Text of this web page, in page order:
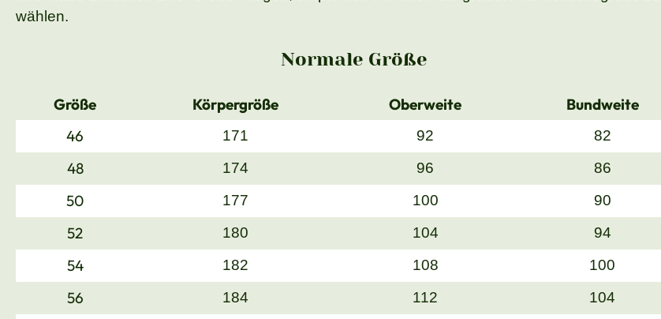
wählen.
Normale Größe
Größe Körpergröße Oberweite
Bundweite
46
171 92 82
48 174 96 86
50 177 100 90
52 180 104 94
54 182 108 100
56 184 112 104